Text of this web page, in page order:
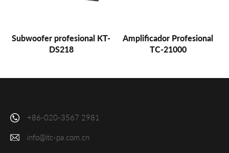
Subwoofer profesional KT-
DS218
Amplificador Profesional
TC-21000
+86-020-3567 2981
info@itc-pa.com.cn